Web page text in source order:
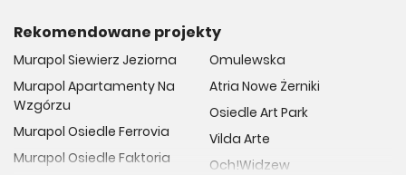
Rekomendowane projekty
Murapol Siewierz Jeziorna
Murapol Apartamenty Na
Wzgórzu
Murapol Osiedle Ferrovia
Murapol Osiedle Faktoria
Omulewska
Atria Nowe Żerniki
Osiedle Art Park
Vilda Arte
Och!Widzew